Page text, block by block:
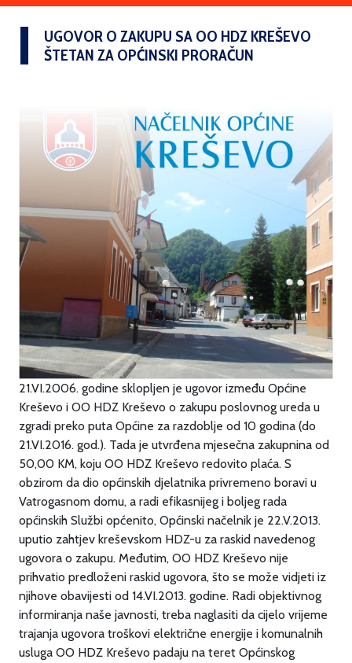
UGOVOR O ZAKUPU SA OO HDZ KREŠEVO
ŠTETAN ZA OPĆINSKI PRORAČUN
21.VI.2006. godine sklopljen je ugovor između Općine
Kreševo i OO HDZ Kreševo o zakupu poslovnog ureda u
zgradi preko puta Općine za razdoblje od 10 godina (do
21.VI.2016. god.). Tada je utvrđena mjesečna zakupnina od
50,00 KM, koju OO HDZ Kreševo redovito plaća. S
obzirom da dio općinskih djelatnika privremeno boravi u
Vatrogasnom domu, a radi efikasnijeg i boljeg rada
općinskih Službi općenito, Općinski načelnik je 22.V.2013.
uputio zahtjev kreševskom HDZ-u za raskid navedenog
ugovora o zakupu. Međutim, OO HDZ Kreševo nije
prihvatio predloženi raskid ugovora, što se može vidjeti iz
njihove obavijesti od 14.VI.2013. godine. Radi objektivnog
informiranja naše javnosti, treba naglasiti da cijelo vrijeme
trajanja ugovora troškovi električne energije i komunalnih
usluga OO HDZ Kreševo padaju na teret Općinskog